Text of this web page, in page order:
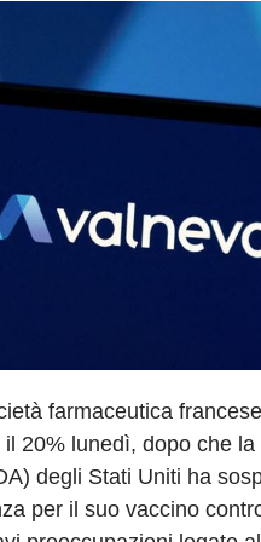
farmaceutica
20% lunedì, dopo che
degli Stati Uniti ha
per il suo vaccino